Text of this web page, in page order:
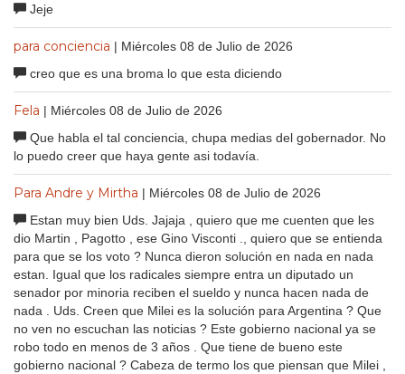
Jeje
para conciencia | Miércoles 08 de Julio de 2026
creo que es una broma lo que esta diciendo
Fela | Miércoles 08 de Julio de 2026
Que habla el tal conciencia, chupa medias del gobernador. No
lo puedo creer que haya gente asi todavía.
Para Andre y Mirtha | Miércoles 08 de Julio de 2026
Estan muy bien Uds. Jajaja , quiero que me cuenten que les
dio Martin , Pagotto , ese Gino Visconti ., quiero que se entienda
para que se los voto ? Nunca dieron solución en nada en nada
estan. Igual que los radicales siempre entra un diputado un
senador por minoria reciben el sueldo y nunca hacen nada de
nada . Uds. Creen que Milei es la solución para Argentina ? Que
no ven no escuchan las noticias ? Este gobierno nacional ya se
robo todo en menos de 3 años . Que tiene de bueno este
gobierno nacional ? Cabeza de termo los que piensan que Milei ,